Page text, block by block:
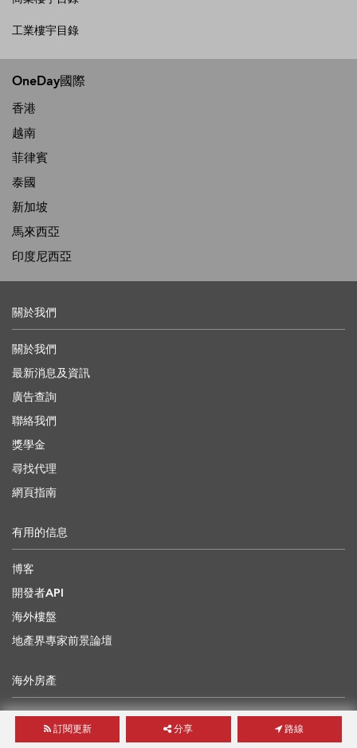
訂閱更新 分享 路線
工業樓宇目錄
OneDay國際
香港
越南
菲律賓
泰國
新加坡
馬來西亞
印度尼西亞
關於我們
關於我們
最新消息及資訊
廣告查詢
聯絡我們
獎學金
尋找代理
網頁指南
有用的信息
博客
開發者API
海外樓盤
地產界專家前景論壇
海外房產
中國
日本